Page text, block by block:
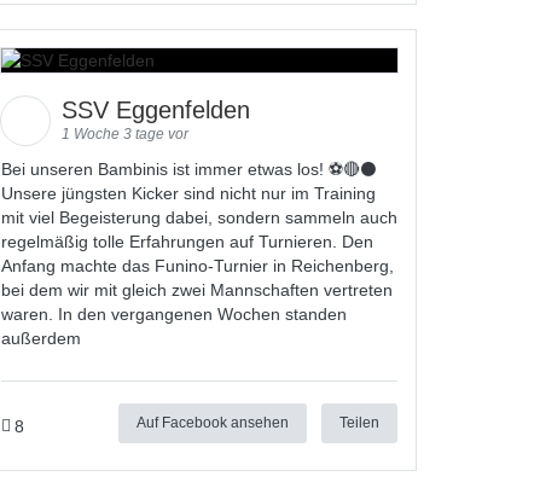
SSV Eggenfelden
1 Woche 3 tage vor
Bei unseren Bambinis ist immer etwas los! ⚽️🔴⚫
Unsere jüngsten Kicker sind nicht nur im Training
mit viel Begeisterung dabei, sondern sammeln auch
regelmäßig tolle Erfahrungen auf Turnieren. Den
Anfang machte das Funino-Turnier in Reichenberg,
bei dem wir mit gleich zwei Mannschaften vertreten
waren. In den vergangenen Wochen standen
außerdem
8 Auf Facebook ansehen Teilen